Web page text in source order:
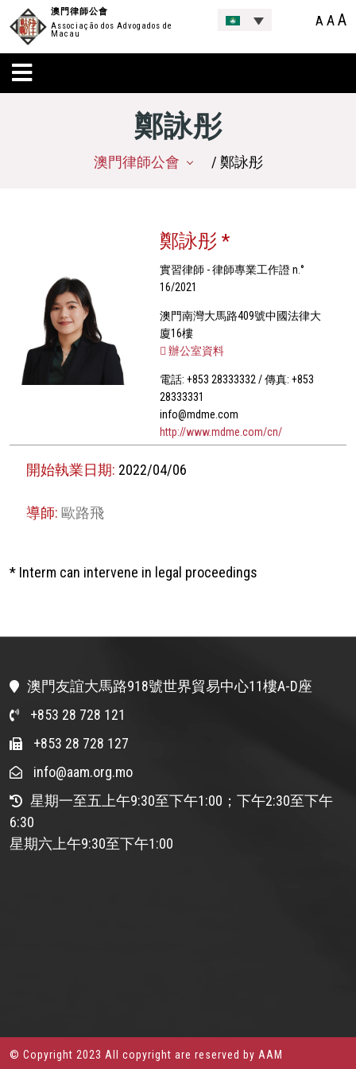
澳門律師公會
Associação dos Advogados de
Macau
A AA
鄭詠彤
澳門律師公會 / 鄭詠彤
鄭詠彤 *
實習律師 - 律師專業工作證 n.°
16/2021
澳門南灣大馬路409號中國法律大
廈16樓
辦公室資料
電話: +853 28333332 / 傳真: +853
28333331
info@mdme.com
http://www.mdme.com/cn/
開始執業日期: 2022/04/06
導師:歐路飛
* Interm can intervene in legal proceedings
澳門友誼大馬路918號世界貿易中心11樓A-D座
+853 28 728 121
+853 28 728 127
info@aam.org.mo
星期一至五上午9:30至下午1:00；下午2:30至下午
6:30
星期六上午9:30至下午1:00
© Copyright 2023 All copyright are reserved by AAM